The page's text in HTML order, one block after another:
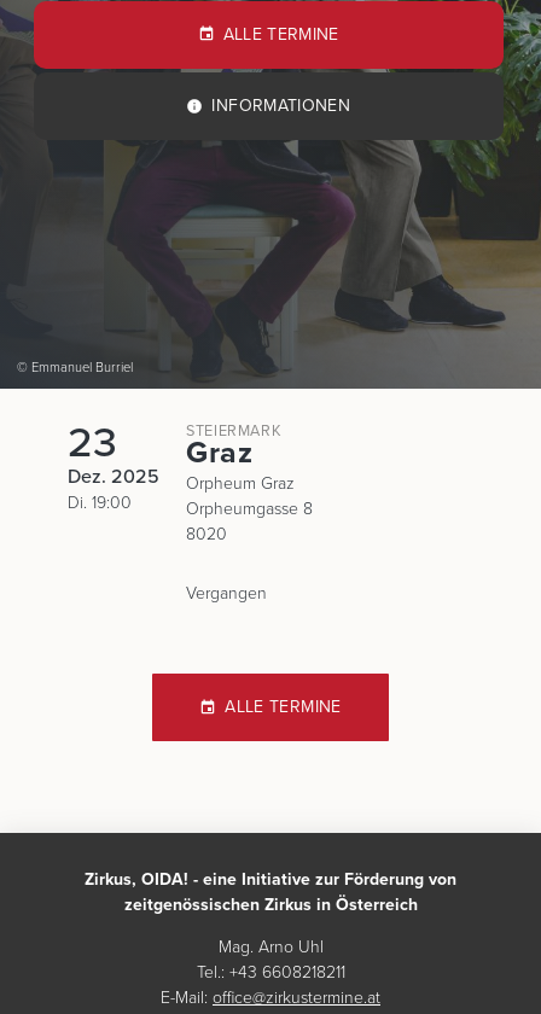
© Emmanuel Burriel
ALLE TERMINE
INFORMATIONEN
23
Dez. 2025
Di. 19:00
STEIERMARK
Graz
Orpheum Graz
Orpheumgasse 8
8020
Vergangen
ALLE TERMINE
Zirkus, OIDA! - eine Initiative zur Förderung von
zeitgenössischen Zirkus in Österreich
Mag. Arno Uhl
Tel.: +43 6608218211
E-Mail: office@zirkustermine.at